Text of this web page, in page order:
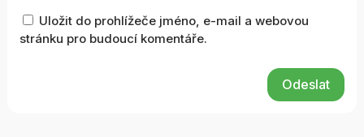
Uložit do prohlížeče jméno, e-mail a webovou
stránku pro budoucí komentáře.
Odeslat